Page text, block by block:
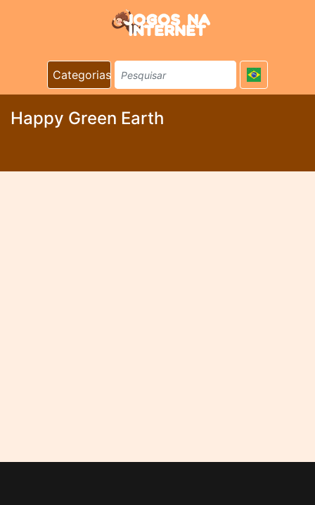
Categorias
Happy Green Earth